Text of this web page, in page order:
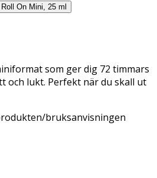
On Mini, 25 ml
som ger dig 72 timmars
och lukt. Perfekt när du skall ut
bruksanvisningen